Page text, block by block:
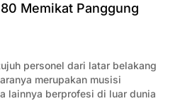
Memikat Panggung
personel dari latar belakang
merupakan musisi
lainnya berprofesi di luar dunia